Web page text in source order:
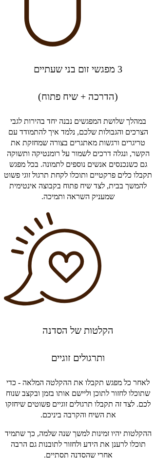
3 מפגשי זום בני שעתיים
(הדרכה + שיח פתוח)
במהלך שלושת המפגשים נבנה יחד בהירות לגבי
הצרכים והגבולות שלכם, נלמד איך להתמודד עם
טריגרים ורגשות מאתגרים בצורה שמחזקת את
הקשר, ונגלה דרכים לשמור על רומנטיקה ותשוקה
גם כשנכנסים אנשים נוספים לתמונה. בכל מפגש
תקבלו כלים פרקטיים ותוכלו לקחת תרגול זוגי פשוט
להמשך בבית, לצד שיח פתוח בקבוצה אינטימית
שמעניק השראה ותמיכה.
הקלטות של הסדנה
ותרגולים זוגיים
לאחר כל מפגש תקבלו את ההקלטה המלאה - כדי
שתוכלו לחזור לתוכן וליישם אותו בזמן ובקצב שנוח
לכם. לצד זה תקבלו תרגולים זוגיים פשוטים שיחזקו
את השיח והקרבה ביניכם.
ההקלטות יהיו זמינות למשך שנה שלמה, כך שתמיד
תוכלו לרענן את הידע ולחזור לתובנות גם הרבה
אחרי שהסדנה תסתיים.